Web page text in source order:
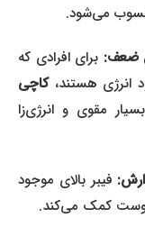
می‌شود.
برای افرادی که
هستند،کاچی
مقوی و انرژی‌زا
فیبر بالای موجود
کمک می‌کند.